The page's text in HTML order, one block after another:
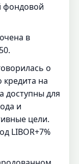
фондовой
в
о
на
доступны для
и
цели.
LIBOR+7%